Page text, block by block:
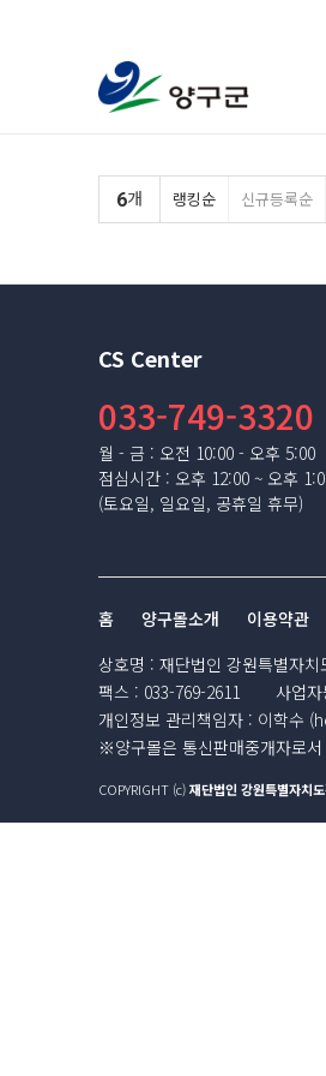
6개 랭킹순 신규등록순
CS Center
033-749-3320
월 - 금 : 오전 10:00 - 오후 5:00
점심시간 : 오후 12:00 ~ 오후
(토요일, 일요일, 공휴일 휴무)
홈 양구몰소개 이용약관
상호명 : 재단법인 강원특별자치
팩스 : 033-769-2611 사업
개인정보 관리책임자 : 이학수 (
※양구몰은 통신판매중개자로
COPYRIGHT (c)재단법인 강원특별자치